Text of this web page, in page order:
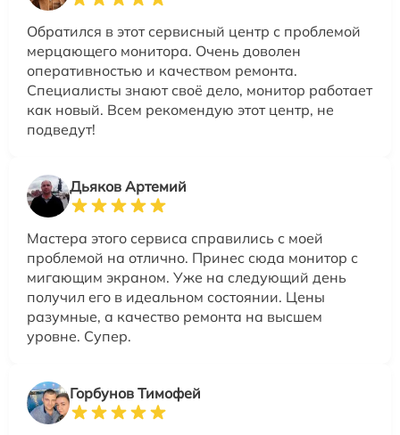
Обратился в этот сервисный центр с проблемой
мерцающего монитора. Очень доволен
оперативностью и качеством ремонта.
Специалисты знают своё дело, монитор работает
как новый. Всем рекомендую этот центр, не
подведут!
Дьяков Артемий
Мастера этого сервиса справились с моей
проблемой на отлично. Принес сюда монитор с
мигающим экраном. Уже на следующий день
получил его в идеальном состоянии. Цены
разумные, а качество ремонта на высшем
уровне. Супер.
Горбунов Тимофей